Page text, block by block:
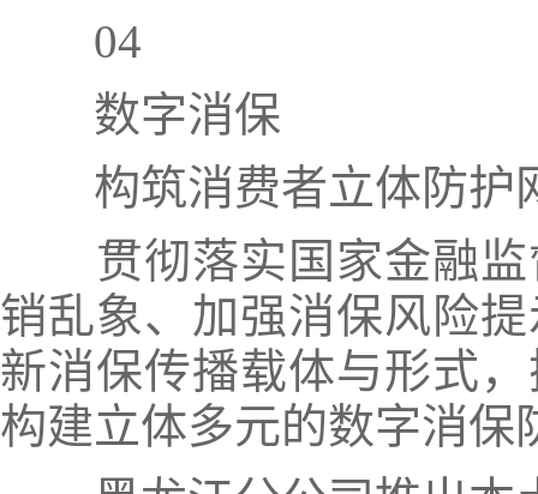
04
数字消保
构筑消费者立体防护
贯彻落实国家金融
销乱象、加强消保风险
新消保传播载体与形式，
构建立体多元的数字消保